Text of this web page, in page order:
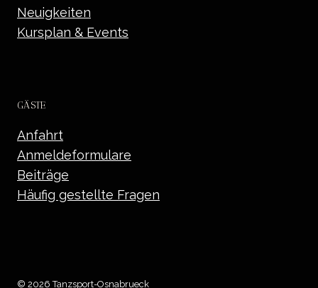
Neuigkeiten
Kursplan & Events
GÄSTE
Anfahrt
Anmeldeformulare
Beiträge
Häufig gestellte Fragen
© 2026 Tanzsport-Osnabrueck